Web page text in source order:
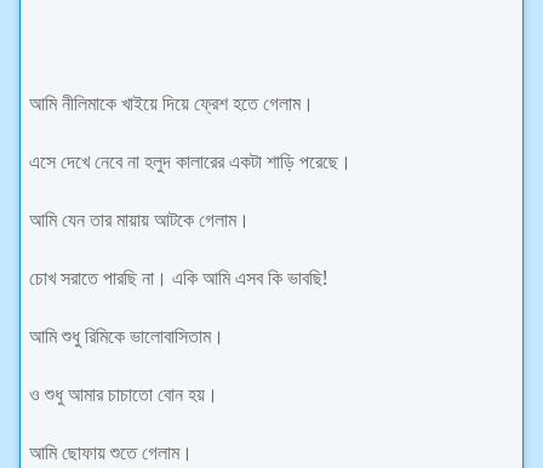
আমি নীলিমাকে খাইয়ে দিয়ে ফ্রেশ হতে গেলাম।
এসে দেখে নেবে না হলুদ কালারের একটা শাড়ি পরেছে।
আমি যেন তার মায়ায় আটকে গেলাম।
চোখ সরাতে পারছি না। একি আমি এসব কি ভাবছি!
আমি শুধু রিমিকে ভালোবাসিতাম।
ও শুধু আমার চাচাতো বোন হয়।
আমি ছোফায় শুতে গেলাম।